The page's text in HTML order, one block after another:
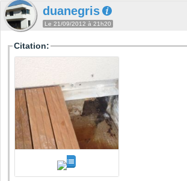
duanegris
Le 21/09/2012 à 21h20
Citation: